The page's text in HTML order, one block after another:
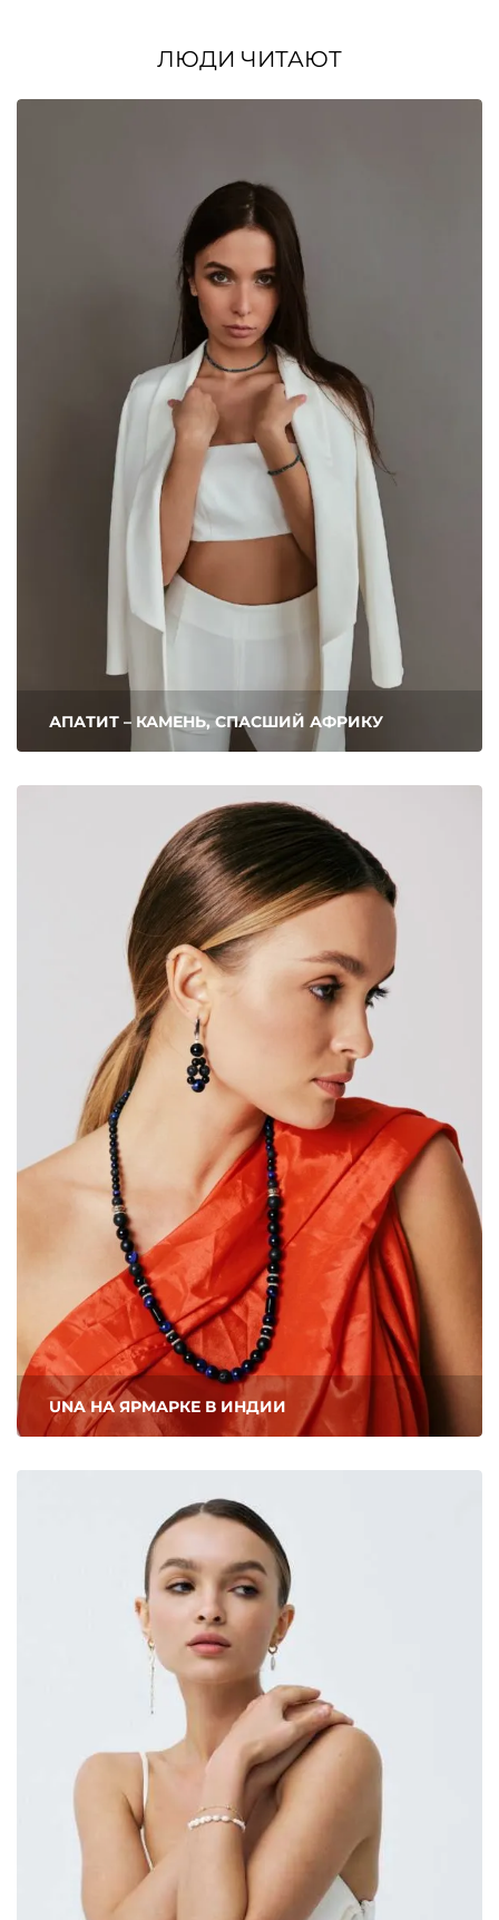
ЛЮДИ ЧИТАЮТ
АПАТИТ – КАМЕНЬ, СПАСШИЙ АФРИКУ
UNA НА ЯРМАРКЕ В ИНДИИ